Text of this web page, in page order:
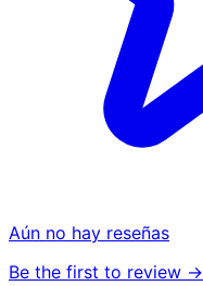
Aún no hay reseñas
Be the first to review →